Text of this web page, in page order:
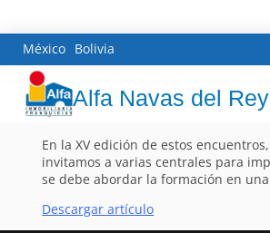
México Bolivia
Alfa Navas del Rey
En la XV edición de estos
invitamos a varias centrales para
se debe abordar la formación en
Descargar artículo